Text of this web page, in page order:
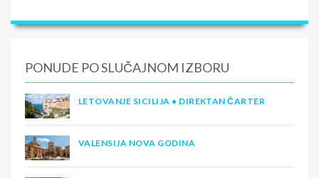
PONUDE PO SLUČAJNOM IZBORU
LETOVANJE SICILIJA • DIREKTAN ČARTER
VALENSIJA NOVA GODINA